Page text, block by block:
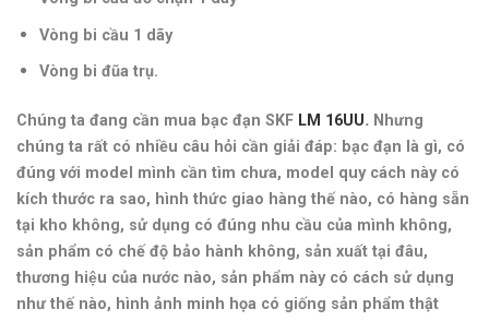
Vòng bi cầu 1 dãy
Vòng bi đũa trụ.
Chúng ta đang cần mua bạc đạn SKF LM 16UU. Nhưng
chúng ta rất có nhiều câu hỏi cần giải đáp: bạc đạn là gì, có
đúng với model mình cần tìm chưa, model quy cách này có
kích thước ra sao, hình thức giao hàng thế nào, có hàng sẵn
tại kho không, sử dụng có đúng nhu cầu của mình không,
sản phẩm có chế độ bảo hành không, sản xuất tại đâu,
thương hiệu của nước nào, sản phẩm này có cách sử dụng
như thế nào, hình ảnh minh họa có giống sản phẩm thật